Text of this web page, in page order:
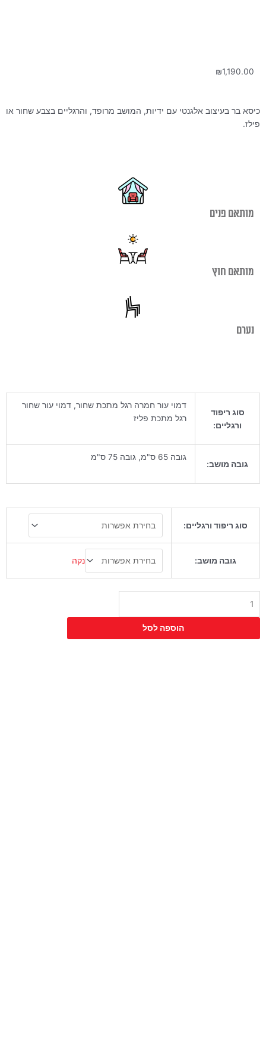
₪1,190.00
כיסא בר בעיצוב אלגנטי עם ידיות, המושב מרופד, והרגליים בצבע שחור או
פילז.
מותאם פנים
מותאם חוץ
נערם
סוג ריפוד
ורגליים:
דמוי עור חמרה רגל מתכת שחור, דמוי עור שחור
רגל מתכת פליז
גובה מושב:
גובה 65 ס"מ, גובה 75 ס"מ
סוג ריפוד ורגליים:
גובה מושב: נקה
סינגפור
הוספה לסל